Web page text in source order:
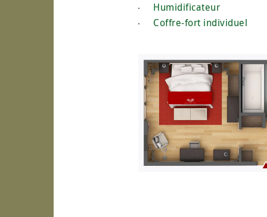
Humidificateur
Coffre-fort individuel